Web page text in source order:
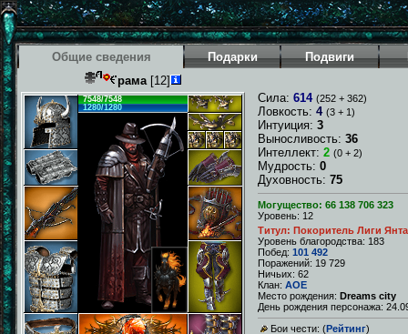
Общие сведения Подарки Подвиги
рама[12]
7548/7548
1280/1280
Сила: 614 (252 + 362)
Ловкость: 4 (3 + 1)
Интуиция: 3
Выносливость: 36
Интеллект: 2 (0 + 2)
Мудрость: 0
Духовность: 75
Могущество: 66 138 706 323
Уровень: 12
Титул: Покоритель Лиги
Уровень благородства: 183
Побед: 101 492
Поражений: 19 729
Ничьих: 62
Клан: AOE
Место рождения: Dreams city
День рождения персонажа:
Бои чести: (Рейтинг)